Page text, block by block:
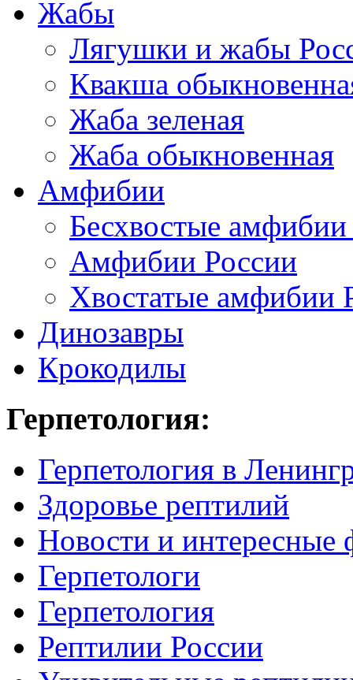
Жабы
Лягушки и жабы
Квакша
Жаба зеленая
Жаба обыкновенная
Амфибии
Бесхвостые
Амфибии России
Хвостатые амфибии
Динозавры
Крокодилы
Герпетология:
Герпетология в
Здоровье рептилий
Новости и интересные
Герпетологи
Герпетология
Рептилии России